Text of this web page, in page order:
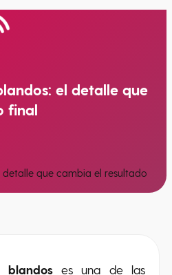
el detalle que
final
que cambia el resultado
blandoses una de las